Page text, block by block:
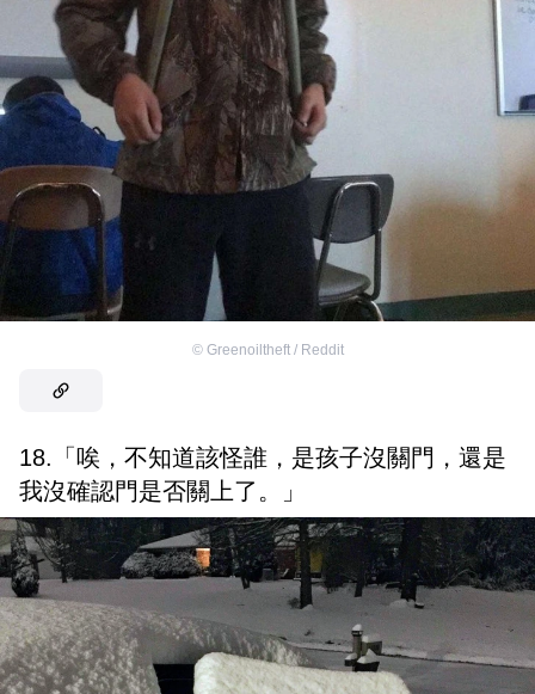
© Greenoiltheft / Reddit
18.「唉，不知道該怪誰，是孩子沒關門，還是
我沒確認門是否關上了。」